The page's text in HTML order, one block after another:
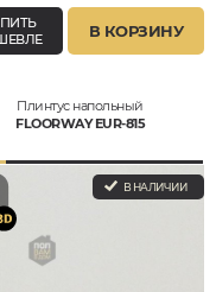
В КОРЗИНУ
Плинтус напольный
FLOORWAY EUR-815
В НАЛИЧИИ